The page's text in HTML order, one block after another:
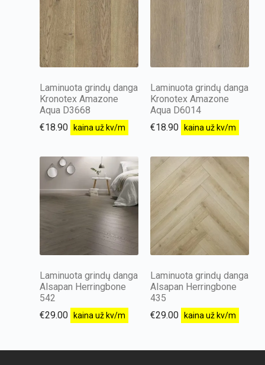
Laminuota grindų danga
Kronotex Amazone
Aqua D3668
€18.90 kaina už kv/m
Laminuota grindų danga
Kronotex Amazone
Aqua D6014
€18.90 kaina už kv/m
Laminuota grindų danga
Alsapan Herringbone
542
€29.00 kaina už kv/m
Laminuota grindų danga
Alsapan Herringbone
435
€29.00 kaina už kv/m